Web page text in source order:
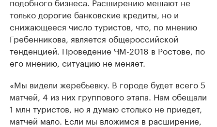
только дорогие банковские кредиты, но и
снижающееся число туристов, что, по мнению
Гребенникова, является общероссийской
тенденцией. Проведение ЧМ-2018 в Ростове, по
его мнению, ситуацию не меняет.
«Мы видели жеребьевку. В городе будет всего 5
матчей, 4 из них группового этапа. Нам обещали
1 млн туристов, но я думаю столько не приедет,
матчей мало. Если мы вложимся в расширение,